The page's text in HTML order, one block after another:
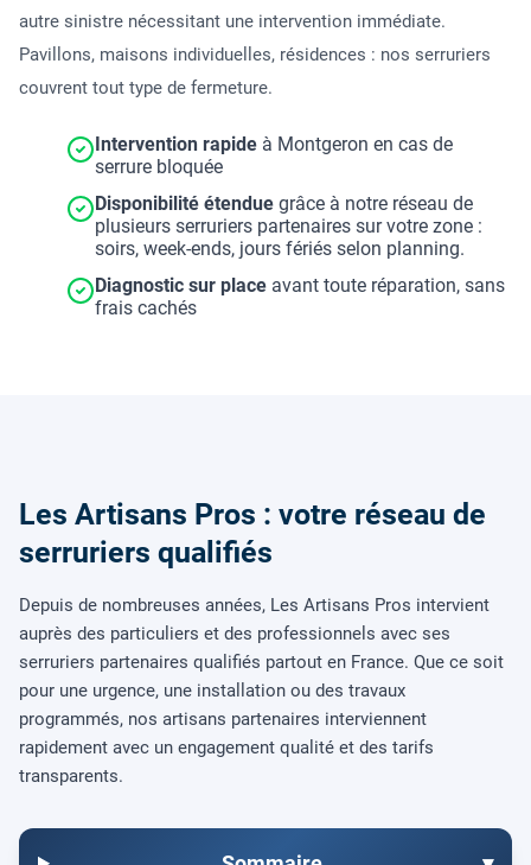
autre sinistre nécessitant une intervention immédiate.
Pavillons, maisons individuelles, résidences : nos serruriers
couvrent tout type de fermeture.
Intervention rapide à Montgeron en cas de
serrure bloquée
Disponibilité étendue grâce à notre réseau de
plusieurs serruriers partenaires sur votre zone :
soirs, week-ends, jours fériés selon planning.
Diagnostic sur place avant toute réparation, sans
frais cachés
Les Artisans Pros : votre réseau de
serruriers qualifiés
Depuis de nombreuses années, Les Artisans Pros intervient
auprès des particuliers et des professionnels avec ses
serruriers partenaires qualifiés partout en France. Que ce soit
pour une urgence, une installation ou des travaux
programmés, nos artisans partenaires interviennent
rapidement avec un engagement qualité et des tarifs
transparents.